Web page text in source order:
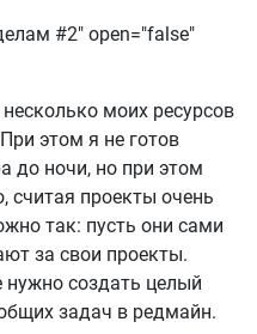
#2" open="false"
моих ресурсов
этом я не готов
до ночи, но при этом
считая проекты очень
так: пусть они сами
за свои проекты.
создать целый
задач в редмайн.